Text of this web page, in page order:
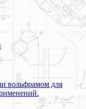
вольфрамом для